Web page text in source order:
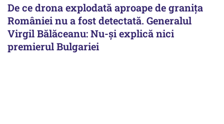
De ce drona explodată aproape de granița
României nu a fost detectată. Generalul
Virgil Bălăceanu: Nu-și explică nici
premierul Bulgariei